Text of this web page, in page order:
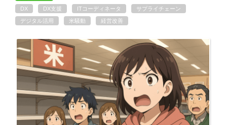
DX
DX支援 ITコーディネータ
サプライチェーン
デジタル活用
米騒動 経営改善